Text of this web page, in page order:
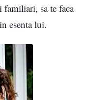
sa te faca
esenta lui.